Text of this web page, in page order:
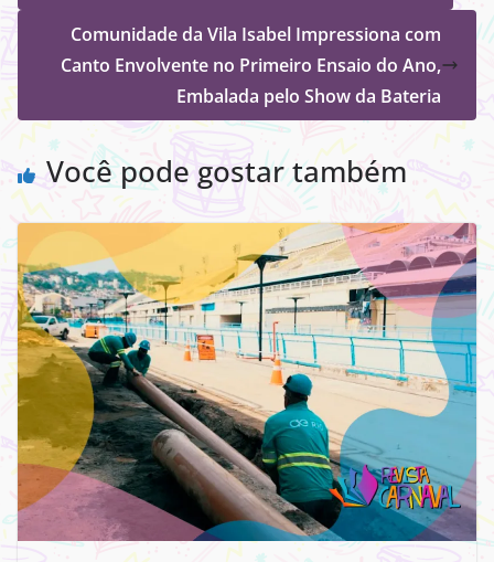
Comunidade da Vila Isabel Impressiona com
Canto Envolvente no Primeiro Ensaio do Ano,
Embalada pelo Show da Bateria
Você pode gostar também